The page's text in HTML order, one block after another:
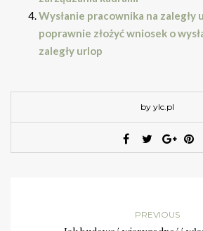
Wysłanie pracownika na zaległy
poprawnie złożyć wniosek o
zaległy urlop
by ylc.pl
PREVIOUS